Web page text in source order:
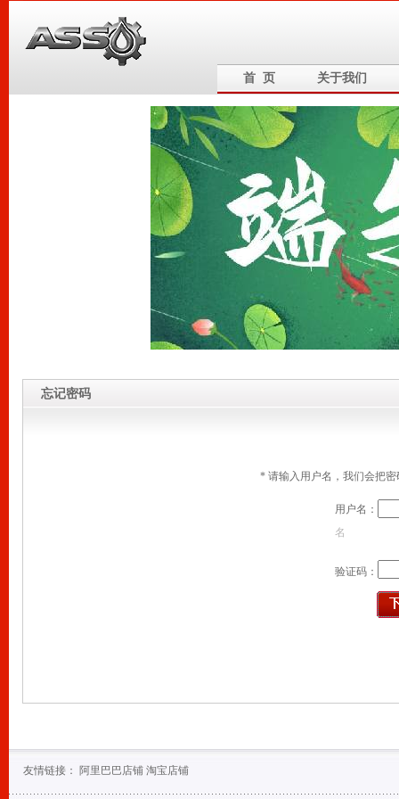
首 页 关于我们
4
忘记密码
* 请输入用户名，我们会把
用户名：
名
验证码：
友情链接： 阿里巴巴店铺 淘宝店铺